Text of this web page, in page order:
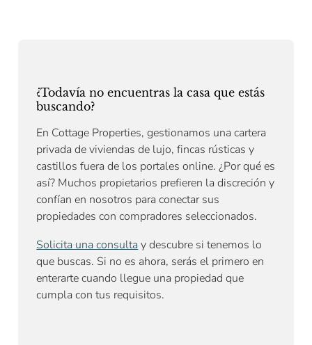
¿Todavía no encuentras la casa que estás
buscando?
En Cottage Properties, gestionamos una cartera
privada de viviendas de lujo, fincas rústicas y
castillos fuera de los portales online. ¿Por qué es
así? Muchos propietarios prefieren la discreción y
confían en nosotros para conectar sus
propiedades con compradores seleccionados.
Solicita una consulta y descubre si tenemos lo
que buscas. Si no es ahora, serás el primero en
enterarte cuando llegue una propiedad que
cumpla con tus requisitos.